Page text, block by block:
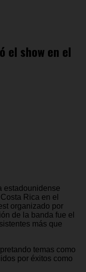
el show en el
estadounidense
Rica en el
organizado por
de la banda fue el
más que
temas como
por éxitos como